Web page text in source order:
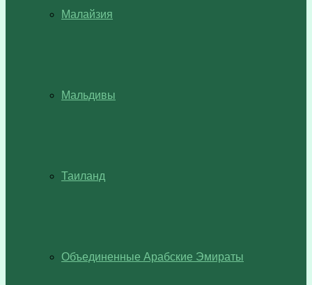
Малайзия
Мальдивы
Таиланд
Объединенные Арабские Эмираты